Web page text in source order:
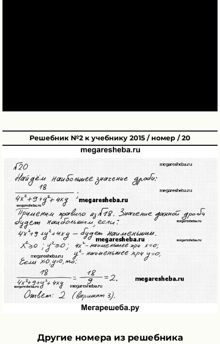
Решебник №2 к учебнику 2015 / номер / 20
Другие номера из решебника